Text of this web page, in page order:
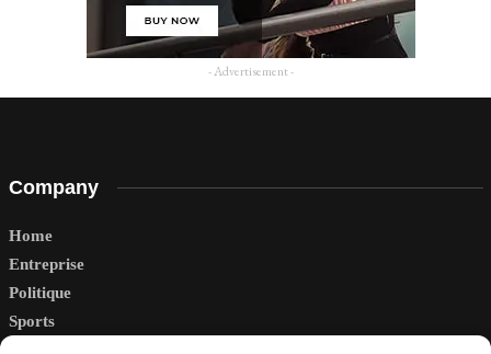
- Advertisement -
Company
Home
Entreprise
Politique
Sports